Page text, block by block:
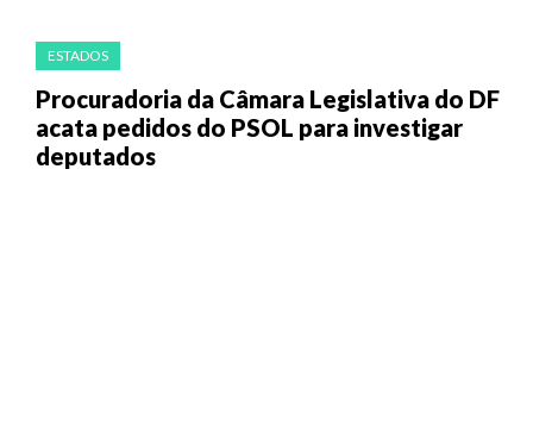
ESTADOS
Procuradoria da Câmara Legislativa do DF
acata pedidos do PSOL para investigar
deputados